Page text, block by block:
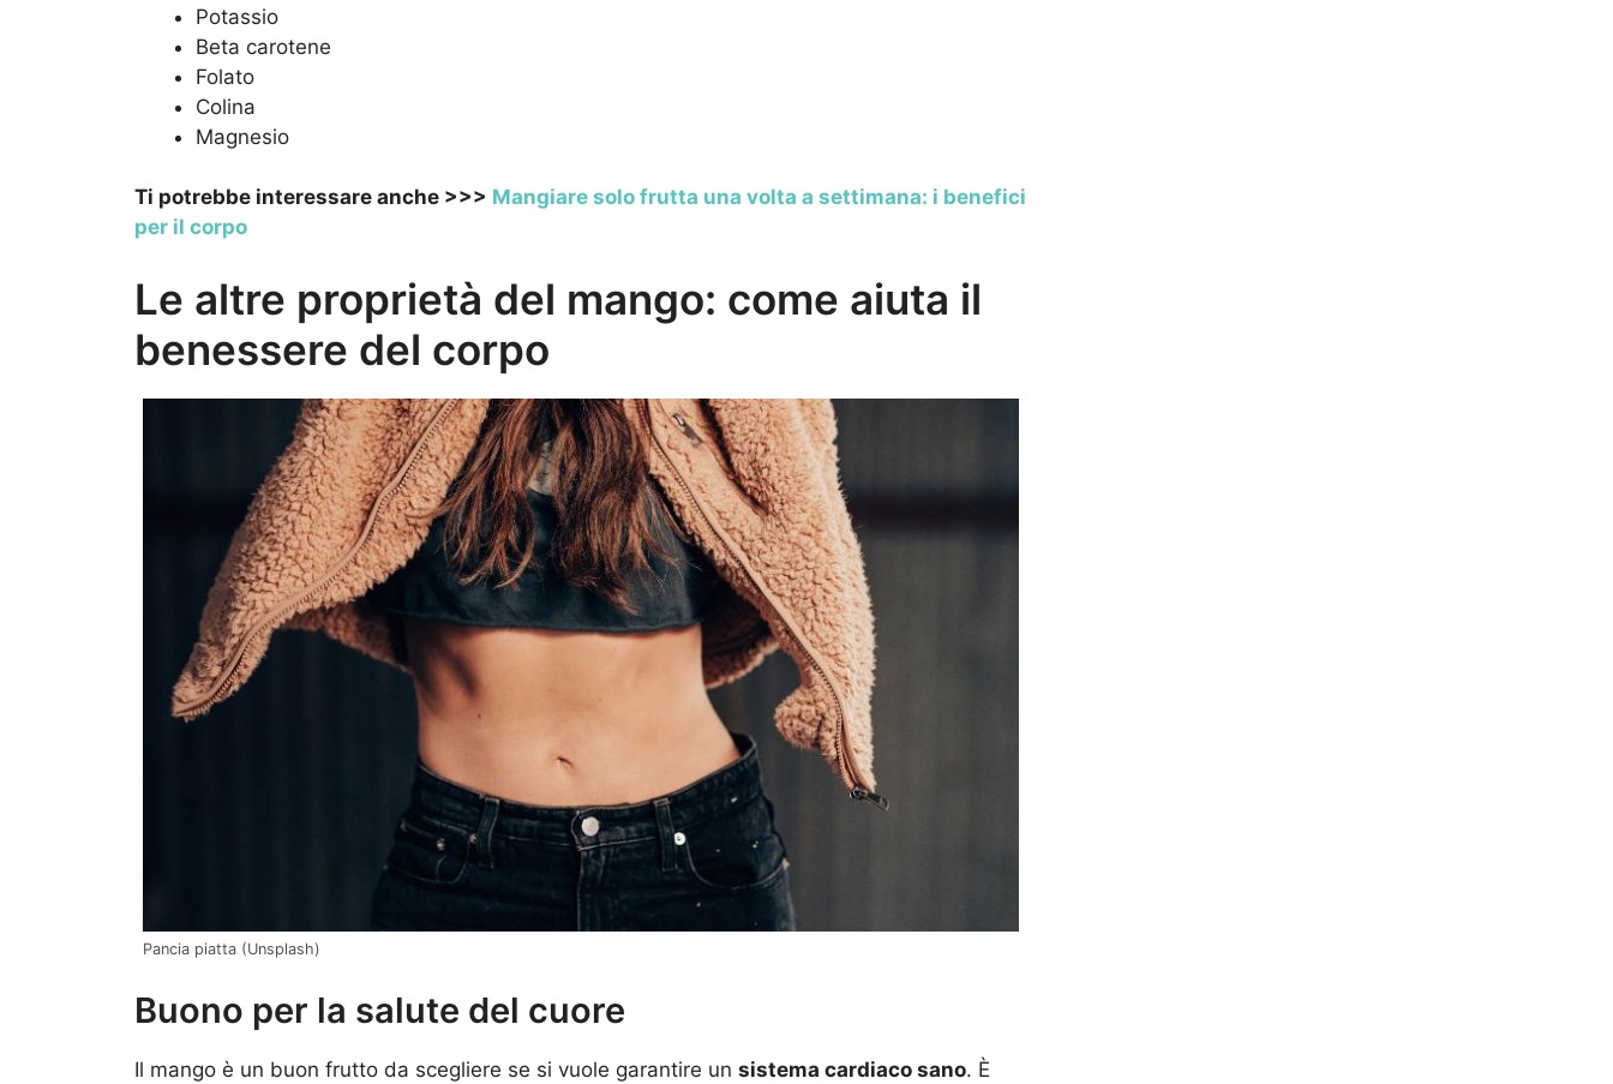
Potassio
Beta carotene
Folato
Colina
Magnesio
Ti potrebbe interessare anche >>> Mangiare solo frutta una volta a settimana: i benefici
per il corpo
Le altre proprietà del mango: come aiuta il
benessere del corpo
Pancia piatta (Unsplash)
Buono per la salute del cuore
Il mango è un buon frutto da scegliere se si vuole garantire un sistema cardiaco sano. È